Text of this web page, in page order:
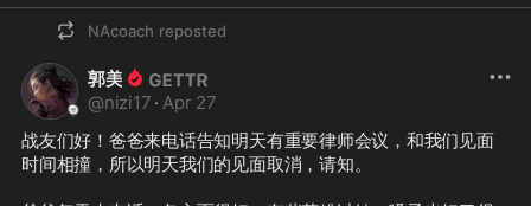
NAcoach reposted
郭美
@nizi17 · Apr 27
战友们好！爸爸来电话告知明天有重要律师会议，和我们见面
时间相撞，所以明天我们的见面取消，请知。